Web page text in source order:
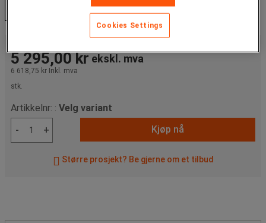
5 295,00 kr ekskl. mva
6 618,75 kr Inkl. mva
stk.
Artikkelnr: : Velg variant
-
+ Kjøp nå
Større prosjekt? Be gjerne om et tilbud
Cookies Settings